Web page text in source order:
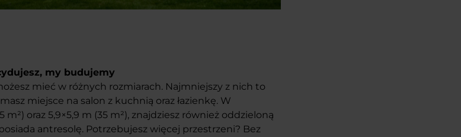
my budujemy
mieć w różnych rozmiarach. Najmniejszy z nich to
miejsce na salon z kuchnią oraz łazienkę. W
m²) oraz 5,9×5,9 m (35 m²), znajdziesz również oddzieloną
antresolę. Potrzebujesz więcej przestrzeni? Bez